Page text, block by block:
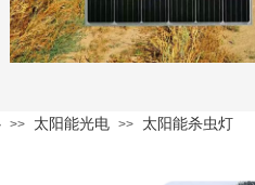
>> 太阳能光电 >> 太阳能杀虫灯